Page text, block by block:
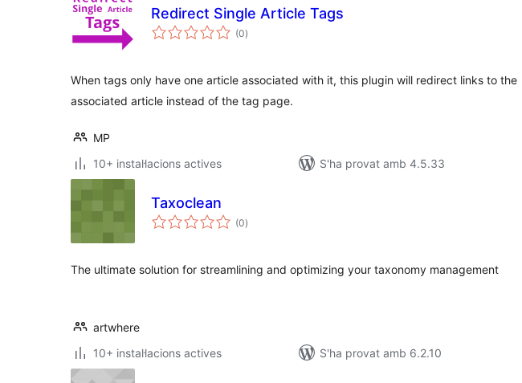
Redirect Single Article Tags
(0puntuacions
totals
)
When tags only have one article associated with it, this plugin will redirect links to the
associated article instead of the tag page.
MP
10+ instal·lacions actives
S'ha provat amb 4.5.33
Taxoclean
(0puntuacions
totals
)
The ultimate solution for streamlining and optimizing your taxonomy management
artwhere
10+ instal·lacions actives
S'ha provat amb 6.2.10